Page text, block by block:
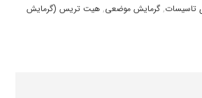
تاسیسات,گرمایش موضعی,هیت تریس (گرمایش